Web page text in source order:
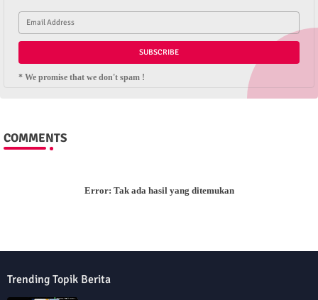
* We promise that we don't spam !
COMMENTS
Error: Tak ada hasil yang ditemukan
Trending Topik Berita